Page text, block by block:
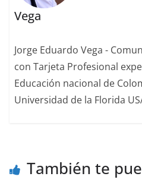
Vega
Jorge Eduardo Vega -
con Tarjeta Profesional
Educación nacional de
Universidad de la Florida
También te